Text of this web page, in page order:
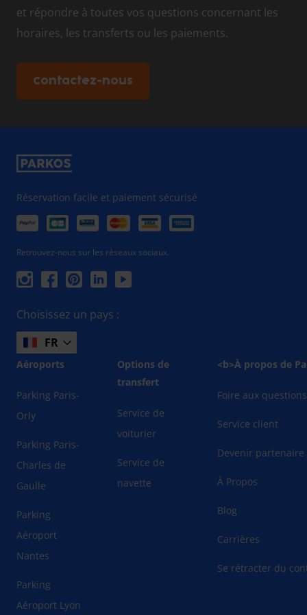
et répondre à toutes vos questions concernant les
horaires, les transferts ou les paiements.
Contactez-nous
Réservation facile et paiement sécurisé
Retrouvez-nous sur les réseaux sociaux.
Choisissez un pays :
FR
Aéroports
Parking Paris-
Orly
Parking Paris-
Charles de
Gaulle
Parking
Aéroport
Nantes
Parking
Aéroport Lyon
Options de
transfert
Service de
voiturier
Service de
navette
<b>À propos de
Foire aux questions
Service client
Devenir partenaire
À Propos
Blog
Carrières
Se rétracter du